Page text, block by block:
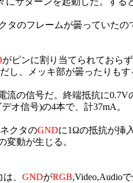
のフレームが曇っていたの
がピンに割り当てられておら
し、メッキ部が曇ったりも
の信号だ。終端抵抗に0.7V
オ信号)の4本で、計37mA。
クタのGNDに1Ωの抵抗が挿
変動が生じる。
、 GNDがRGB,Video,Audio